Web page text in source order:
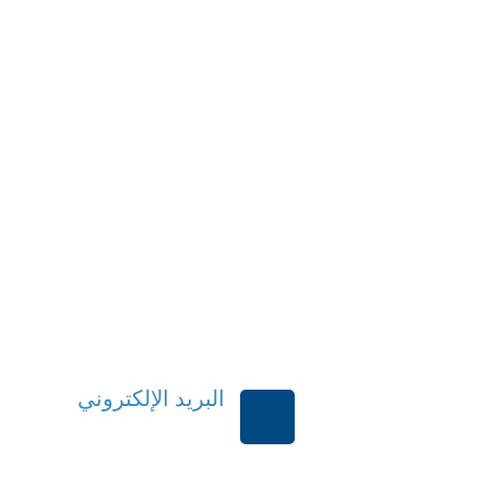
البريد الإلكتروني